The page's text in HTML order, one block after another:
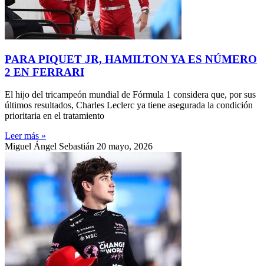
PARA PIQUET JR, HAMILTON YA ES NÚMERO
2 EN FERRARI
El hijo del tricampeón mundial de Fórmula 1 considera que, por sus
últimos resultados, Charles Leclerc ya tiene asegurada la condición
prioritaria en el tratamiento
Leer más »
Miguel Ángel Sebastián 20 mayo, 2026